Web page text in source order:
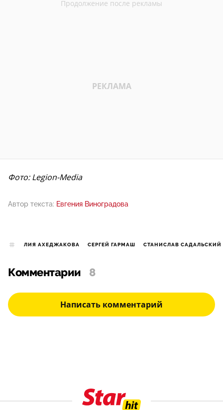
Фото: Legion-Media
Автор текста: Евгения Виноградова
ЛИЯ АХЕДЖАКОВА СЕРГЕЙ ГАРМАШ СТАНИСЛАВ САДАЛЬСКИЙ
Комментарии 8
Написать комментарий